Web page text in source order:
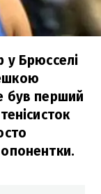
у Брюсселі
був перший